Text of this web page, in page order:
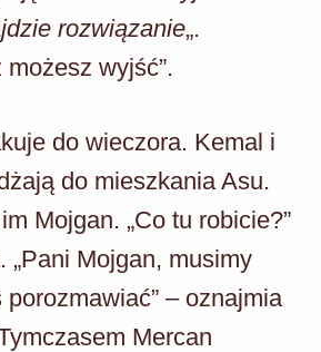
rozwiązanie„.
możesz wyjść”.
do wieczora. Kemal i
do mieszkania Asu.
Mojgan. „Co tu robicie?”
„Pani Mojgan, musimy
– oznajmia
Mercan